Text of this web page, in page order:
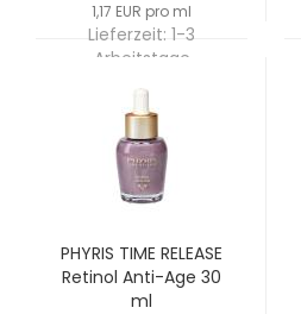
1,17 EUR pro ml
Lieferzeit: 1-3
Arbeitstage
PHYRIS TIME RELEASE
Retinol Anti-Age 30
ml